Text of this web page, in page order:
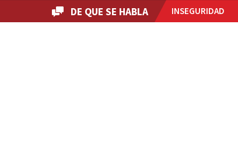
DE QUE SE HABLA INSEGURIDAD